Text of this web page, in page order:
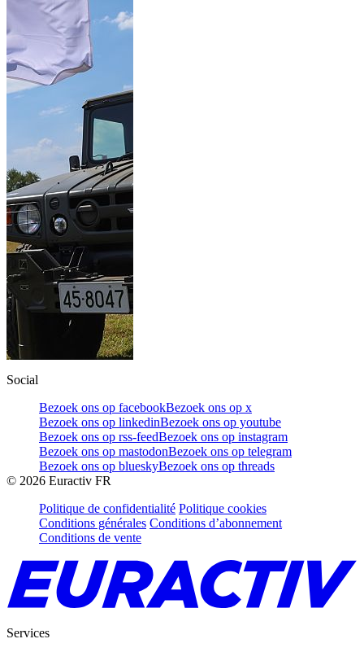
Social
Bezoek ons op facebookBezoek ons op x
Bezoek ons op linkedinBezoek ons op youtube
Bezoek ons op rss-feedBezoek ons op instagram
Bezoek ons op mastodonBezoek ons op telegram
Bezoek ons op blueskyBezoek ons op threads
© 2026 Euractiv FR
Politique de confidentialité Politique cookies
Conditions générales Conditions d’abonnement
Conditions de vente
Services